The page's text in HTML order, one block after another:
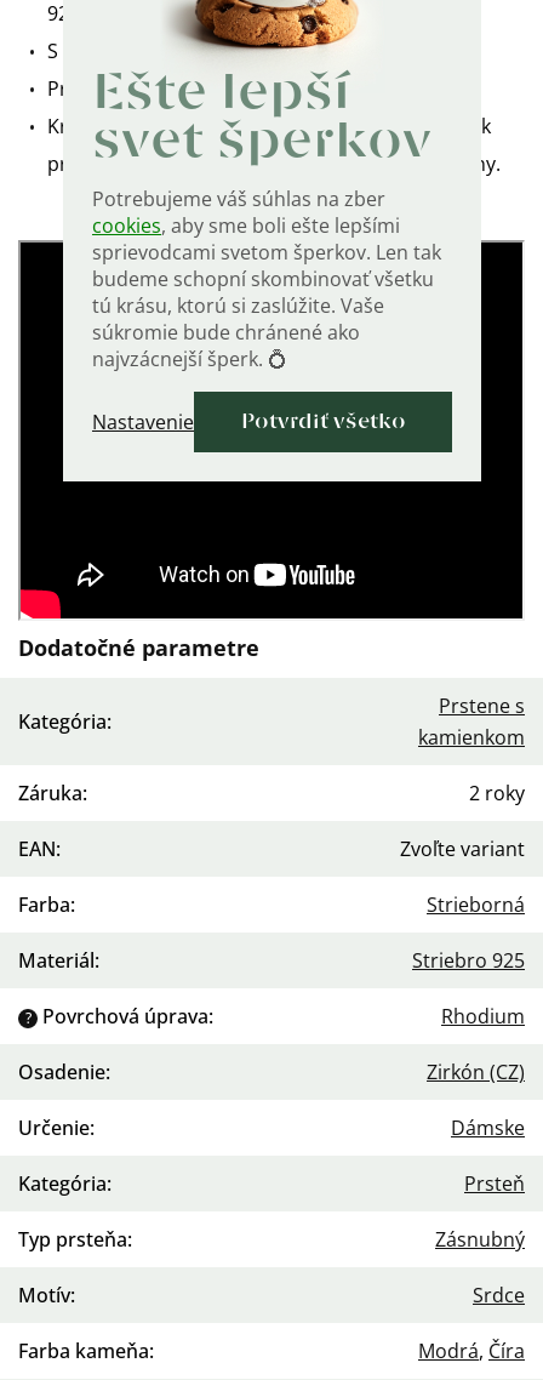
Ešte lepší
svet šperkov
Potrebujeme váš súhlas na zber
cookies, aby sme boli ešte lepšími
sprievodcami svetom šperkov. Len tak
budeme schopní skombinovať všetku
tú krásu, ktorú si zaslúžite. Vaše
súkromie bude chránené ako
najvzácnejší šperk. 💍
Nastavenie Potvrdiť všetko
925/1000.
S čírymi a zafírovými zirkónmi.
Prstienok je označený puncom 925.
Krásne detailné spracovanie! Vhodný ako darček
pre ženu na Valentína, Vianoce alebo narodeniny.
Dodatočné parametre
Kategória:
Prstene s
kamienkom
Záruka: 2 roky
EAN: Zvoľte variant
Farba: Strieborná
Materiál: Striebro 925
? Povrchová úprava: Rhodium
Osadenie: Zirkón (CZ)
Určenie: Dámske
Kategória: Prsteň
Typ prsteňa: Zásnubný
Motív: Srdce
Farba kameňa: Modrá, Číra